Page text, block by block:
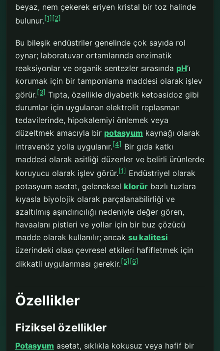
beyaz, nem çekerek eriyen kristal bir toz halinde
bulunur.[1] [2]
Bu bileşik endüstriler genelinde çok sayıda rol
oynar; laboratuvar ortamlarında enzimatik
reaksiyonlar ve organik sentezler sırasında pH’ı
korumak için bir tamponlama maddesi olarak işlev
görür.[3] Tıpta, özellikle diyabetik ketoasidoz gibi
durumlar için uygulanan elektrolit replasman
tedavilerinde, hipokalemiyi önlemek veya
düzeltmek amacıyla bir potasyum kaynağı olarak
intravenöz yolla uygulanır.[4] Bir gıda katkı
maddesi olarak asitliği düzenler ve belirli ürünlerde
koruyucu olarak işlev görür.[1] Endüstriyel olarak
potasyum asetat, geleneksel klorür bazlı tuzlara
kıyasla biyolojik olarak parçalanabilirliği ve
azaltılmış aşındırıcılığı nedeniyle değer gören,
havaalanı pistleri ve yollar için bir buz çözücü
madde olarak kullanılır; ancak su kalitesi
üzerindeki olası çevresel etkileri hafifletmek için
dikkatli uygulanması gerekir.[5] [6]
Özellikler
Fiziksel özellikler
Potasyum asetat, sıklıkla kokusuz veya hafif bir